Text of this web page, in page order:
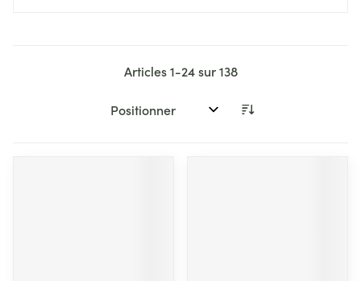
Articles1-24sur138
Trier par: